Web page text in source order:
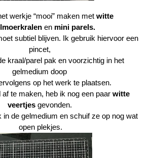
werkje “mooi” maken met witte
en mini parels.
subtiel blijven. Ik gebruik hiervoor een
pincet,
kraal/parel pak en voorzichtig in het
gelmedium doop
op het werk te plaatsen.
te maken, heb ik nog een paar witte
veertjesgevonden.
in de gelmedium en schuif ze op nog wat
open plekjes.